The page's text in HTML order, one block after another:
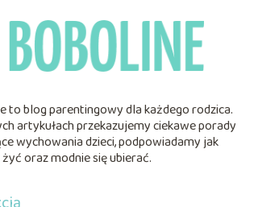
to blog parentingowy dla każdego rodzica.
artykułach przekazujemy ciekawe porady
wychowania dzieci, podpowiadamy jak
oraz modnie się ubierać.